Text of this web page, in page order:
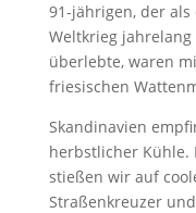
91-jährigen, der als
Weltkrieg
überlebte, waren
friesischen
Skandinavien
herbstlicher Kühle.
stießen wir auf
Straßenkreuzer